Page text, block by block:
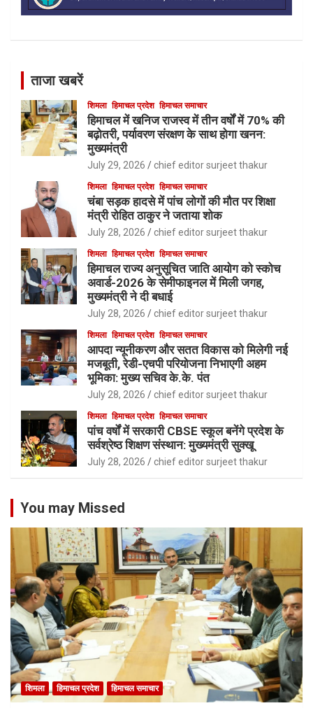
ताजा खबरें
शिमला हिमाचल प्रदेश हिमाचल समाचार
हिमाचल में खनिज राजस्व में तीन वर्षों में 70% की
बढ़ोतरी, पर्यावरण संरक्षण के साथ होगा खनन:
मुख्यमंत्री
July 29, 2026 chief editor surjeet thakur
शिमला हिमाचल प्रदेश हिमाचल समाचार
चंबा सड़क हादसे में पांच लोगों की मौत पर शिक्षा
मंत्री रोहित ठाकुर ने जताया शोक
July 28, 2026 chief editor surjeet thakur
शिमला हिमाचल प्रदेश हिमाचल समाचार
हिमाचल राज्य अनुसूचित जाति आयोग को स्कोच
अवार्ड-2026 के सेमीफाइनल में मिली जगह,
मुख्यमंत्री ने दी बधाई
July 28, 2026 chief editor surjeet thakur
शिमला हिमाचल प्रदेश हिमाचल समाचार
आपदा न्यूनीकरण और सतत विकास को मिलेगी नई
मजबूती, रेडी-एचपी परियोजना निभाएगी अहम
भूमिका: मुख्य सचिव के.के. पंत
July 28, 2026 chief editor surjeet thakur
शिमला हिमाचल प्रदेश हिमाचल समाचार
पांच वर्षों में सरकारी CBSE स्कूल बनेंगे प्रदेश के
सर्वश्रेष्ठ शिक्षण संस्थान: मुख्यमंत्री सुक्खू
July 28, 2026 chief editor surjeet thakur
You may Missed
शिमला हिमाचल प्रदेश हिमाचल समाचार